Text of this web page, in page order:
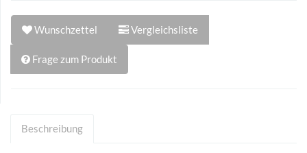
Wunschzettel Vergleichsliste
Frage zum Produkt
Beschreibung